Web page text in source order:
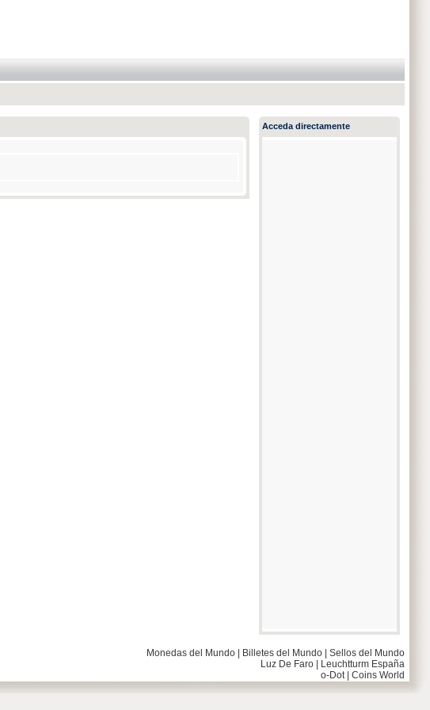
Acceda directamente
Monedas del Mundo Billetes del Mundo
Sellos del Mundo
Luz De Faro
Leuchtturm España
o-Dot| Coins World